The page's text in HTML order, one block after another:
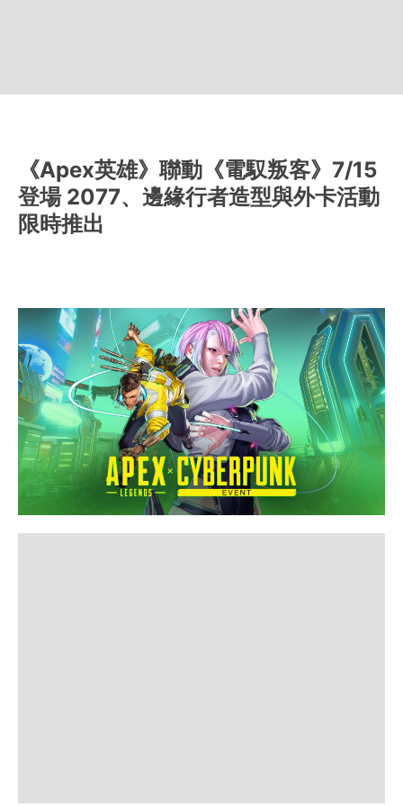
《Apex英雄》聯動《電馭叛客》7/15
登場 2077、邊緣行者造型與外卡活動
限時推出